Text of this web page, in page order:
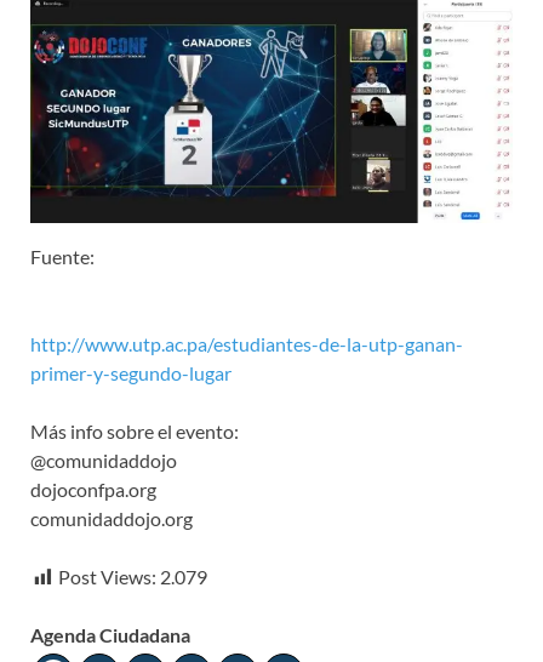
Fuente:
http://www.utp.ac.pa/estudiantes-de-la-utp-ganan-
primer-y-segundo-lugar
Más info sobre el evento:
@comunidaddojo
dojoconfpa.org
comunidaddojo.org
Post Views: 2.079
Agenda Ciudadana